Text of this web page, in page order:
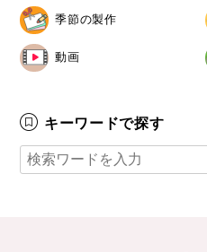
季節の製作
動画
キーワードで探す